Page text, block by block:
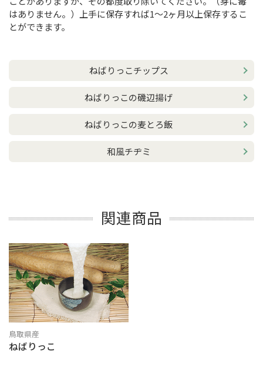
はありません。）上手に保存すれば1～2ヶ月以上保存するこ
とができます。
ねばりっこチップス
ねばりっこの磯辺揚げ
ねばりっこの麦とろ飯
和風チヂミ
関連商品
鳥取県産
ねばりっこ